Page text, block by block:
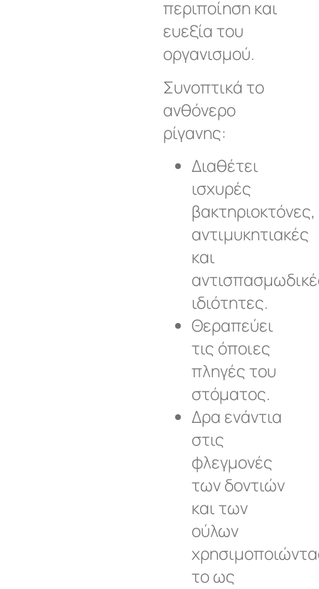
περιποίηση και
ευεξία του
οργανισμού.
Συνοπτικά το
ανθόνερο
ρίγανης:
Διαθέτει
ισχυρές
βακτηριοκτόνες,
αντιμυκητιακές
και
ιδιότητες.
Θεραπεύει
τις όποιες
πληγές του
στόματος.
Δρα ενάντια
στις
φλεγμονές
των δοντιών
και των
ούλων
το ως